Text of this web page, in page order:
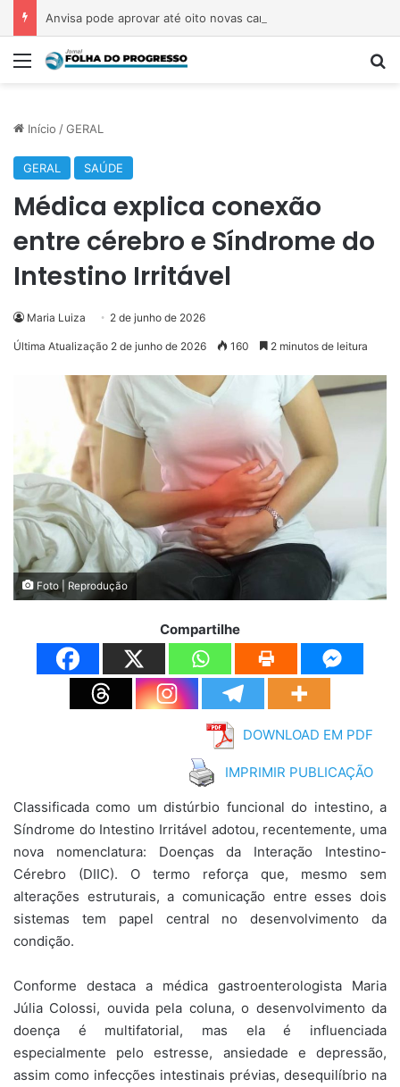
Menu
Início /GERAL
GERAL SAÚDE
Médica explica conexão
entre cérebro e Síndrome do
Intestino Irritável
Maria Luiza 2 de junho de 2026
Última Atualização 2 de junho de 2026 160 2 minutos de leitura
Foto | Reprodução
Compartilhe
DOWNLOAD EM PDF
IMPRIMIR PUBLICAÇÃO
Classificada como um distúrbio funcional do intestino, a
Síndrome do Intestino Irritável adotou, recentemente, uma
nova nomenclatura: Doenças da Interação Intestino-
Cérebro (DIIC). O termo reforça que, mesmo sem
alterações estruturais, a comunicação entre esses dois
sistemas tem papel central no desenvolvimento da
condição.
Conforme destaca a médica gastroenterologista Maria
Júlia Colossi, ouvida pela coluna, o desenvolvimento da
doença é multifatorial, mas ela é influenciada
especialmente pelo estresse, ansiedade e depressão,
assim como infecções intestinais prévias, desequilíbrio na